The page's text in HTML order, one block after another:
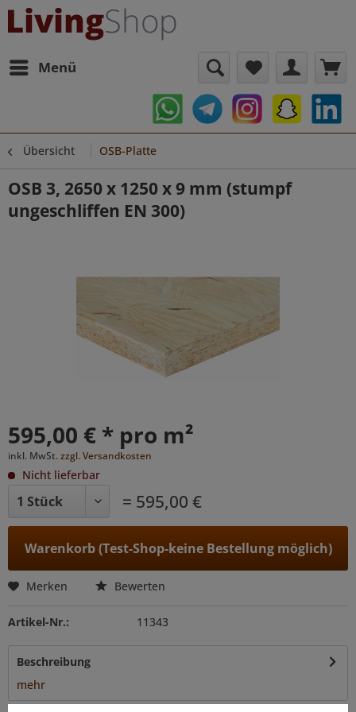
Menü
Übersicht OSB-Platte
OSB 3, 2650 x 1250 x 9 mm (stumpf
ungeschliffen EN 300)
595,00 € * pro m²
inkl. MwSt. zzgl. Versandkosten
Nicht lieferbar
= 595,00 €
Warenkorb (Test-Shop-keine Bestellung möglich)
Merken Bewerten
Artikel-Nr.: 11343
Beschreibung
mehr